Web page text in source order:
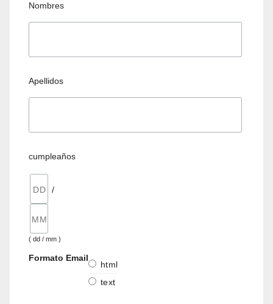
Nombres
Apellidos
cumpleaños
/
( dd / mm )
Formato Email
html
text